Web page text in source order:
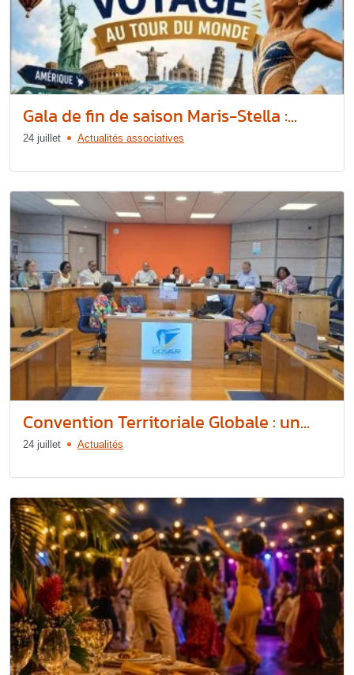
Gala de fin de saison Maris-Stella :...
24 juillet Actualités associatives
Convention Territoriale Globale : un...
24 juillet Actualités